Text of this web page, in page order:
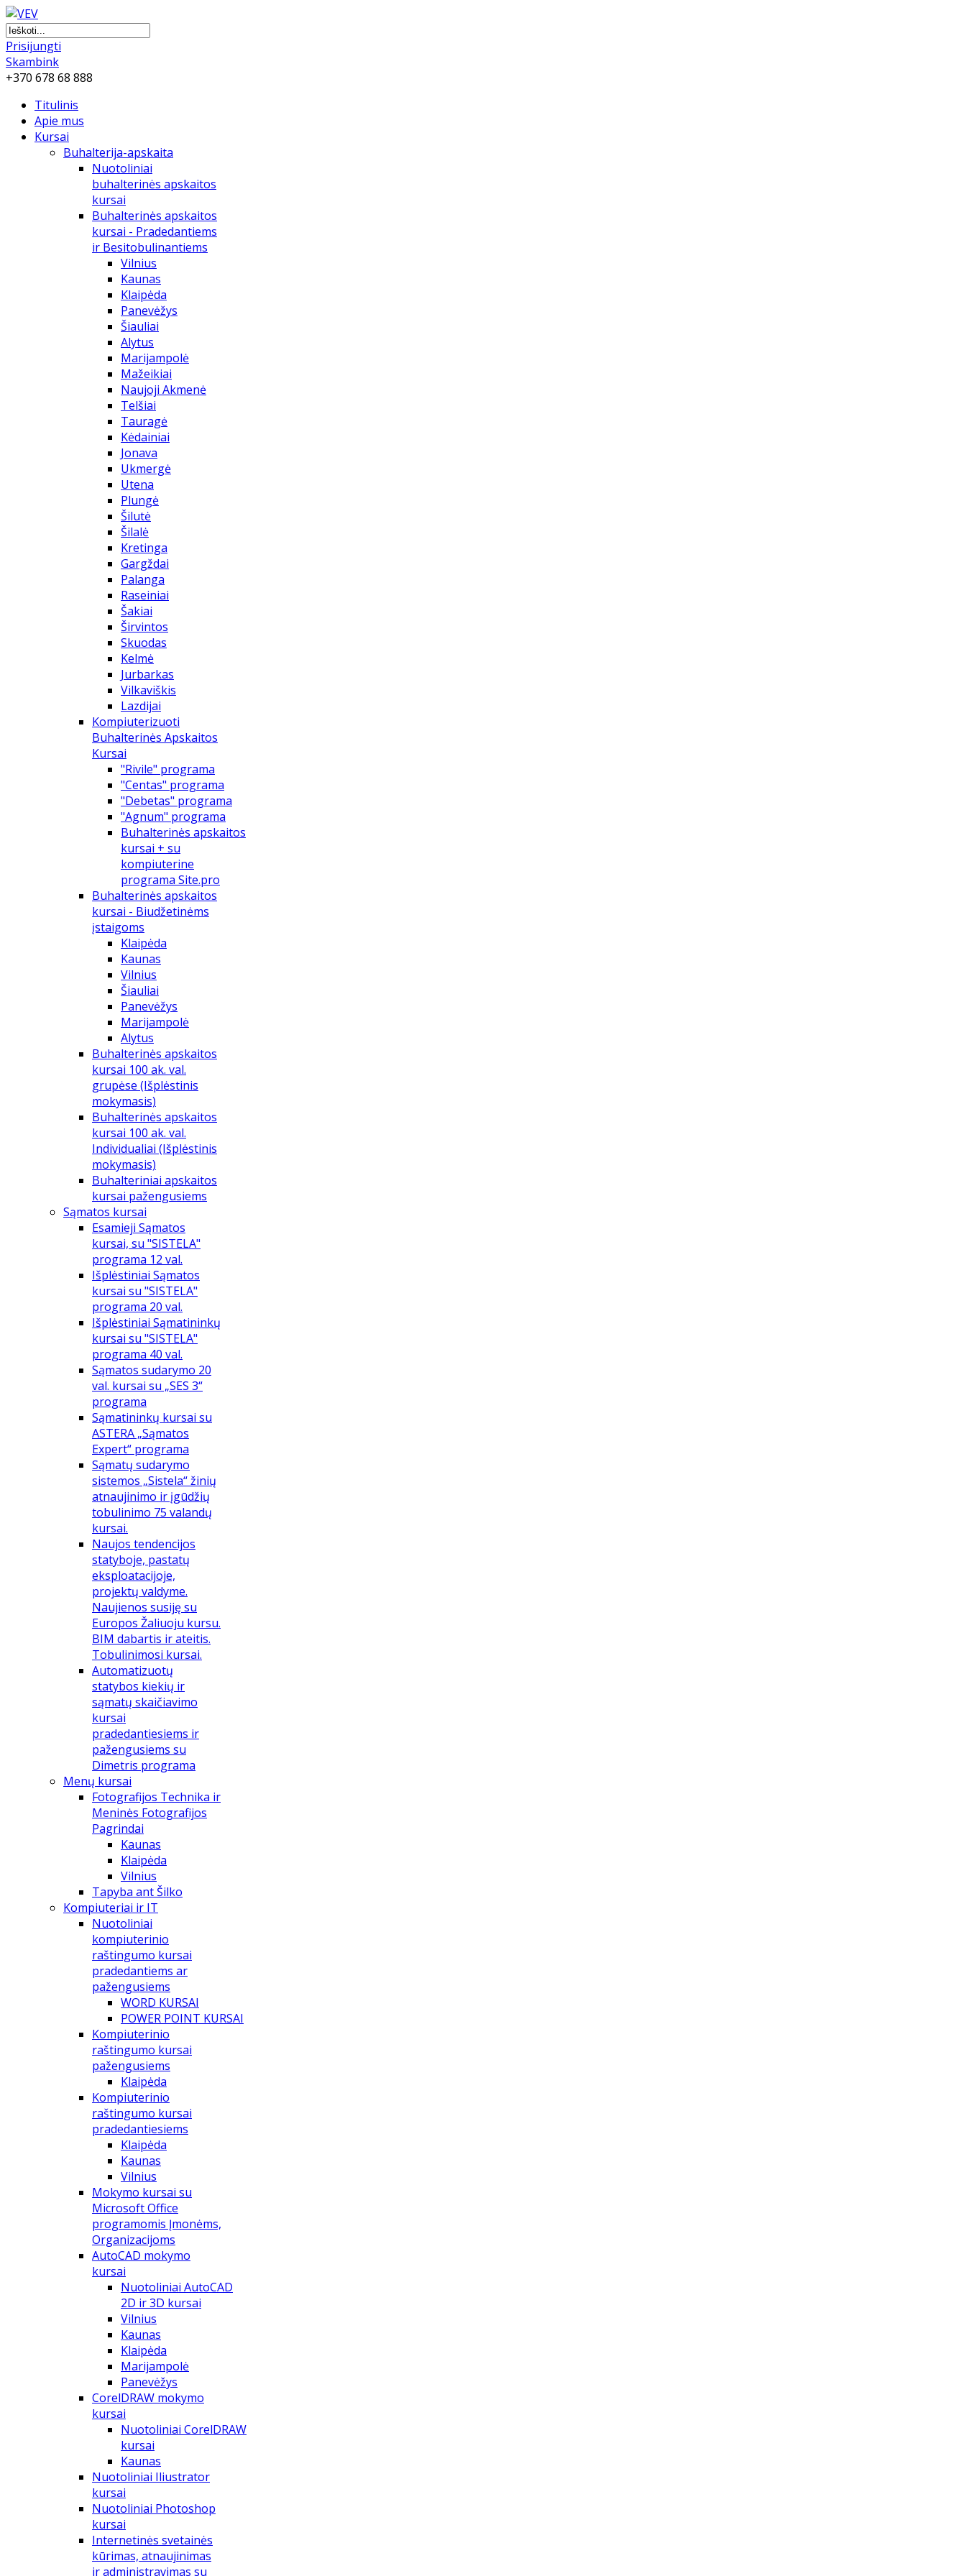
Prisijungti
Skambink
+370 678 68 888
Titulinis
Apie mus
Kursai
Buhalterija-apskaita
Nuotoliniai
buhalterinės apskaitos
kursai
Buhalterinės apskaitos
kursai - Pradedantiems
ir Besitobulinantiems
Vilnius
Kaunas
Klaipėda
Panevėžys
Šiauliai
Alytus
Marijampolė
Mažeikiai
Naujoji Akmenė
Telšiai
Tauragė
Kėdainiai
Jonava
Ukmergė
Utena
Plungė
Šilutė
Šilalė
Kretinga
Gargždai
Palanga
Raseiniai
Šakiai
Širvintos
Skuodas
Kelmė
Jurbarkas
Vilkaviškis
Lazdijai
Kompiuterizuoti
Buhalterinės Apskaitos
Kursai
"Rivile" programa
"Centas" programa
"Debetas" programa
"Agnum" programa
Buhalterinės apskaitos
kursai + su
kompiuterine
programa Site.pro
Buhalterinės apskaitos
kursai - Biudžetinėms
įstaigoms
Klaipėda
Kaunas
Vilnius
Šiauliai
Panevėžys
Marijampolė
Alytus
Buhalterinės apskaitos
kursai 100 ak. val.
grupėse (Išplėstinis
mokymasis)
Buhalterinės apskaitos
kursai 100 ak. val.
Individualiai (Išplėstinis
mokymasis)
Buhalteriniai apskaitos
kursai pažengusiems
Sąmatos kursai
Esamieji Sąmatos
kursai, su "SISTELA"
programa 12 val.
Išplėstiniai Sąmatos
kursai su "SISTELA"
programa 20 val.
Išplėstiniai Sąmatininkų
kursai su "SISTELA"
programa 40 val.
Sąmatos sudarymo 20
val. kursai su „SES 3“
programa
Sąmatininkų kursai su
ASTERA „Sąmatos
Expert“ programa
Sąmatų sudarymo
sistemos „Sistela“ žinių
atnaujinimo ir įgūdžių
tobulinimo 75 valandų
kursai.
Naujos tendencijos
statyboje, pastatų
eksploatacijoje,
projektų valdyme.
Naujienos susiję su
Europos Žaliuoju kursu.
BIM dabartis ir ateitis.
Tobulinimosi kursai.
Automatizuotų
statybos kiekių ir
sąmatų skaičiavimo
kursai
pradedantiesiems ir
pažengusiems su
Dimetris programa
Menų kursai
Fotografijos Technika ir
Meninės Fotografijos
Pagrindai
Kaunas
Klaipėda
Vilnius
Tapyba ant Šilko
Kompiuteriai ir IT
Nuotoliniai
kompiuterinio
raštingumo kursai
pradedantiems ar
pažengusiems
WORD KURSAI
POWER POINT KURSAI
Kompiuterinio
raštingumo kursai
pažengusiems
Klaipėda
Kompiuterinio
raštingumo kursai
pradedantiesiems
Klaipėda
Kaunas
Vilnius
Mokymo kursai su
Microsoft Office
programomis Įmonėms,
Organizacijoms
AutoCAD mokymo
kursai
Nuotoliniai AutoCAD
2D ir 3D kursai
Vilnius
Kaunas
Klaipėda
Marijampolė
Panevėžys
CorelDRAW mokymo
kursai
Nuotoliniai CorelDRAW
kursai
Kaunas
Nuotoliniai Iliustrator
kursai
Nuotoliniai Photoshop
kursai
Internetinės svetainės
kūrimas, atnaujinimas
ir administravimas su